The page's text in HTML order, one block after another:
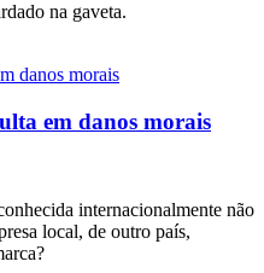
na gaveta.
em danos morais
internacionalmente não
local, de outro país,